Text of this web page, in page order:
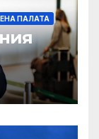
ПАЛАТА
на